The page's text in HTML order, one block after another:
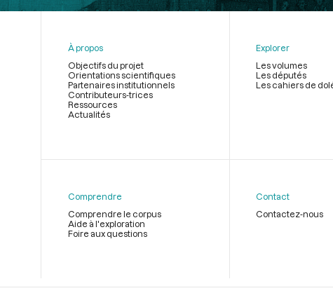
page
À propos
Objectifs du projet
Orientations scientifiques
Partenaires institutionnels
Contributeurs-trices
Ressources
Actualités
Explorer
Les volumes
Les députés
Les cahiers de
Comprendre
Comprendre le corpus
Aide à l'exploration
Foire aux questions
Contact
Contactez-nous